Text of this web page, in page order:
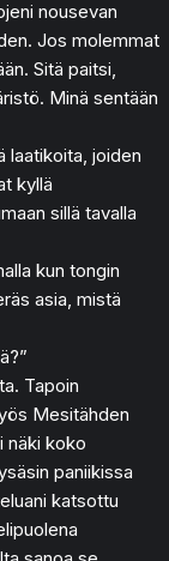
nousevan
Jos molemmat
Sitä paitsi,
Minä sentään
laatikoita, joiden
kyllä
sillä tavalla
kun tongin
asia, mistä
Tapoin
Mesitähden
näki koko
paniikissa
katsottu